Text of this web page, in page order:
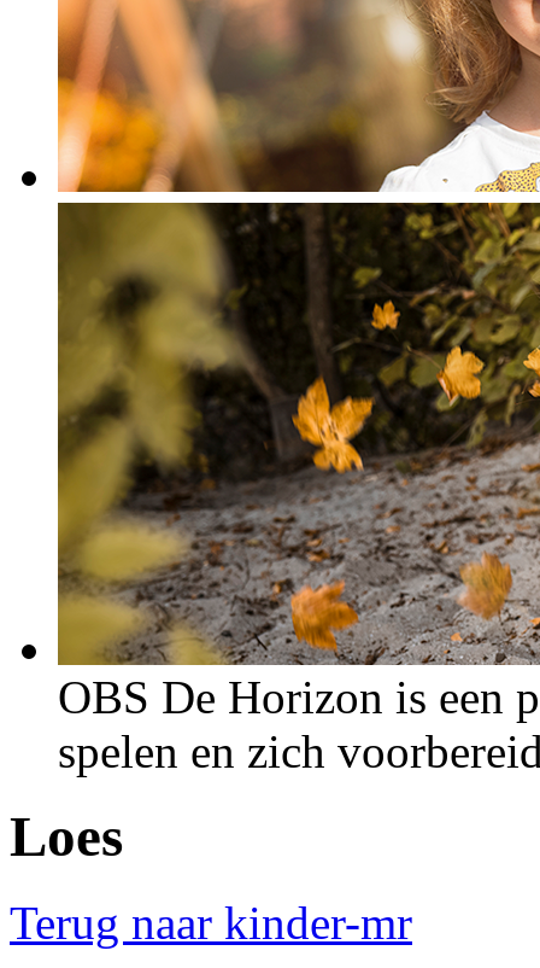
OBS De Horizon is een
spelen en zich
Loes
Terug naar kinder-mr